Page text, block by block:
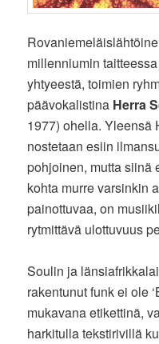
millenniumin
yhtyeestä, toimien
päävokalistina Herra
1977) ohella. Yleensä
nostetaan esiin
pohjoinen, mutta siinä
kohta murre varsinkin
painottuvaa, on
rytmittävä ulottuvuus
Soulin ja
rakentunut funk ei ole
mukavana etikettinä,
harkitulla tekstirivillä